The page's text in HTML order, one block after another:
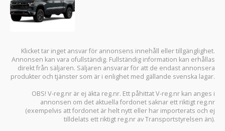
Klicket tar inget ansvar för annonsens innehåll eller tillgänglighet.
Annonsen kan vara ofullständig. Fullständig information kan erhållas
direkt från säljaren. Säljaren ansvarar för att de endast annonsera
produkter och tjänster som är i enlighet med gällande svenska lagar.
OBS! V-reg.nr är ej äkta reg.nr. Ett påhittat V-reg.nr kan anges i
annonsen om det aktuella fordonet saknar ett riktigt reg.nr
(exempelvis att fordonet är helt nytt eller har importerats och ej
tilldelats ett riktigt reg.nr av Transportstyrelsen än).